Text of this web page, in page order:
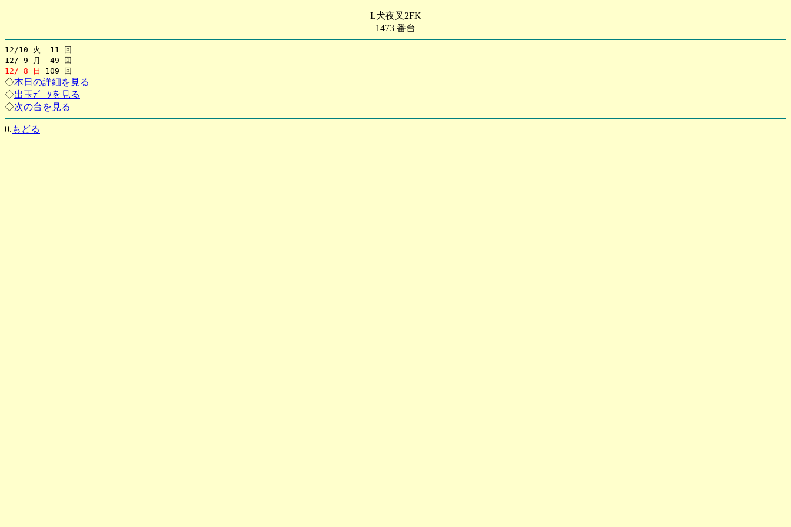
L犬夜叉2FK
1473 番台
12/10 火 11 回
12/ 9 月 49 回
12/ 8 日
109 回
◇本日の詳細を見る
◇出玉ﾃﾞｰﾀを見る
◇次の台を見る
0. もどる